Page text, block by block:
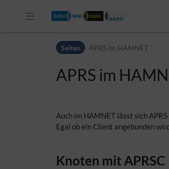
Zur Hauptnavigation
Zum Arbeitsbereich
Seiten APRS im HAMNET
APRS im
Auch im HAMNET lässt sich
Egal ob ein Client angebunden
Knoten mit APRSC